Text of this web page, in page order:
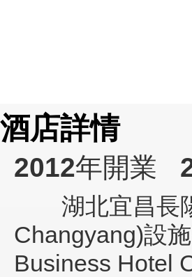
酒店詳情
2012年開業
湖北宜昌長
Changyang)設
Business Hotel